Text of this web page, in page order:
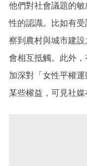
他們對社會議題的
性的認識。比如有
察到農村與城市建
會相互抵觸。此外
加深對「女性平權
某些權益，可見社媒